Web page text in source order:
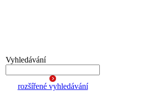
Vyhledávání
rozšířené vyhledávání